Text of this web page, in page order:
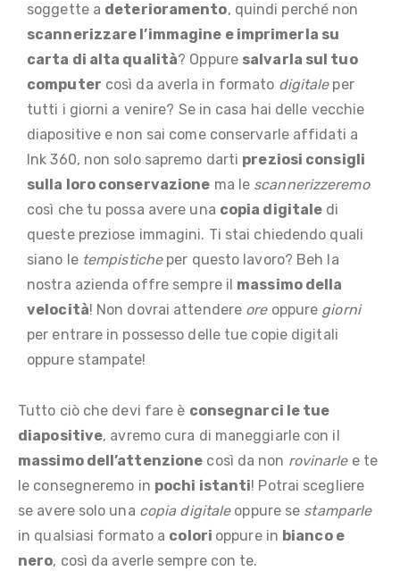
soggette a deterioramento, quindi perché non
scannerizzare l’immagine e imprimerla su
carta di alta qualità? Oppure salvarla sul tuo
computer così da averla in formato digitale per
tutti i giorni a venire? Se in casa hai delle vecchie
diapositive e non sai come conservarle affidati a
Ink 360, non solo sapremo darti preziosi consigli
sulla loro conservazione ma le scannerizzeremo
così che tu possa avere una copia digitale di
queste preziose immagini. Ti stai chiedendo quali
siano le tempistiche per questo lavoro? Beh la
nostra azienda offre sempre il massimo della
velocità! Non dovrai attendere ore oppure giorni
per entrare in possesso delle tue copie digitali
oppure stampate!
Tutto ciò che devi fare è consegnarci le tue
diapositive, avremo cura di maneggiarle con il
massimo dell’attenzione così da non rovinarle e te
le consegneremo in pochi istanti! Potrai scegliere
se avere solo una copia digitaleoppure se stamparle
in qualsiasi formato a colori oppure in bianco e
nero, così da averle sempre con te.